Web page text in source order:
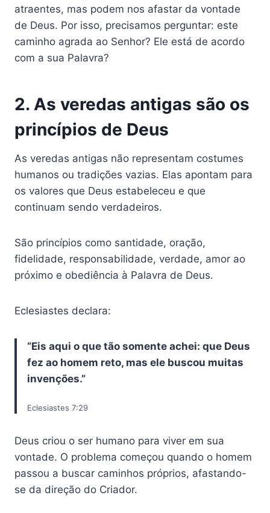
atraentes, mas podem nos afastar da vontade
de Deus. Por isso, precisamos perguntar: este
caminho agrada ao Senhor? Ele está de acordo
com a sua Palavra?
2. As veredas antigas são os
princípios de Deus
As veredas antigas não representam costumes
humanos ou tradições vazias. Elas apontam para
os valores que Deus estabeleceu e que
continuam sendo verdadeiros.
São princípios como santidade, oração,
fidelidade, responsabilidade, verdade, amor ao
próximo e obediência à Palavra de Deus.
Eclesiastes declara:
“Eis aqui o que tão somente achei: que Deus
fez ao homem reto, mas ele buscou muitas
invenções.”
Eclesiastes 7:29
Deus criou o ser humano para viver em sua
vontade. O problema começou quando o homem
passou a buscar caminhos próprios, afastando-
se da direção do Criador.